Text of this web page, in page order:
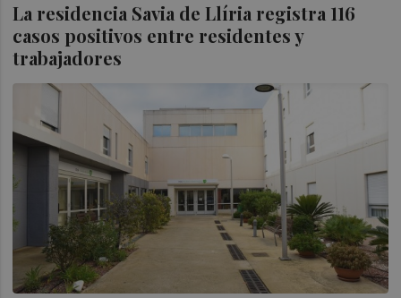
La residencia Savia de Llíria registra 116
casos positivos entre residentes y
trabajadores